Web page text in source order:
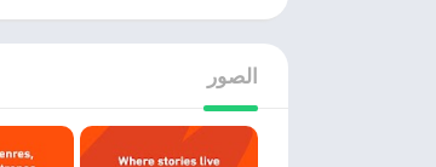
الصور